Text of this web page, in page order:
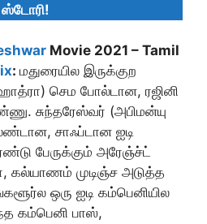
ஸ்டோரி!
Movie 2021 – Tamil
: மதுரையில இருக்குற
செம போல்டான, ரஜினி
சுந்தரேஸ்வர் (அபிமன்யு
சாஃப்டான ஐடி
பேருக்கும் அரேஞ்ச்ட்
கல்யாணம் முடிஞ்ச அடுத்த
ஒரு ஐடி கம்பெனியில
கம்பெனி பாஸ்,